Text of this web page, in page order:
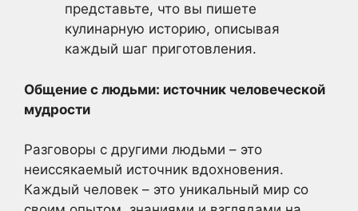
представьте, что вы пишете
кулинарную историю, описывая
каждый шаг приготовления.
Общение с людьми: источник человеческой
мудрости
Разговоры с другими людьми – это
неиссякаемый источник вдохновения.
Каждый человек – это уникальный мир со